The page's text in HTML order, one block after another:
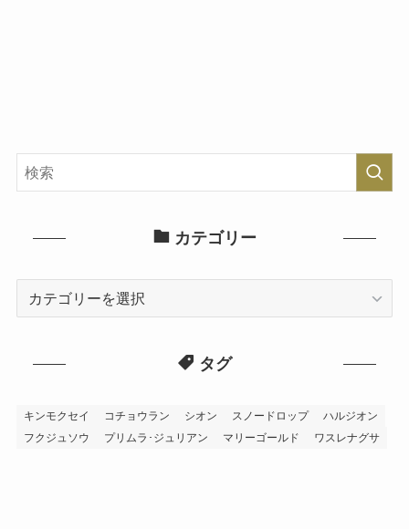
カテゴリー
タグ
キンモクセイ コチョウラン シオン スノードロップ
ハルジオン
フクジュソウ
プリムラ･ジュリアン マリーゴールド ワスレナグサ